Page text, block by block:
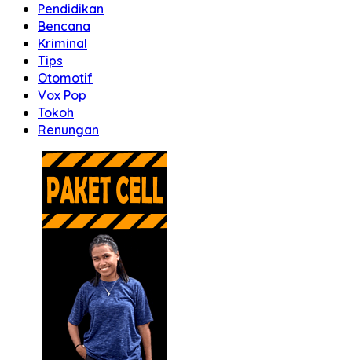
Pendidikan
Bencana
Kriminal
Tips
Otomotif
Vox Pop
Tokoh
Renungan